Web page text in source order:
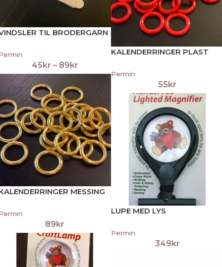
TIL BRODERGARN
45 kr – 89 kr
KALENDERRINGER PLAST
Permin
55kr
MESSING
89 kr
LUPE MED LYS
Permin
349kr